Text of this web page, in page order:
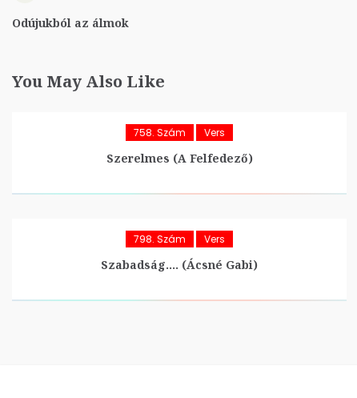
Odújukból az álmok
You May Also Like
758. Szám Vers
Szerelmes (A Felfedező)
798. Szám Vers
Szabadság…. (Ácsné Gabi)